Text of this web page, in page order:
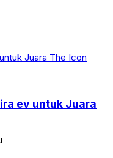
ev untuk Juara